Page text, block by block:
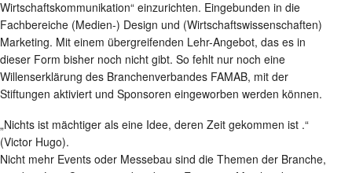
Wirtschaftskommunikation“ einzurichten. Eingebunden in die
Fachbereiche (Medien-) Design und (Wirtschaftswissenschaften)
Marketing. Mit einem übergreifenden Lehr-Angebot, das es in
dieser Form bisher noch nicht gibt. So fehlt nur noch eine
Willenserklärung des Branchenverbandes FAMAB, mit der
Stiftungen aktiviert und Sponsoren eingeworben werden können.
„Nichts ist mächtiger als eine Idee, deren Zeit gekommen ist .“
(Victor Hugo).
Nicht mehr Events oder Messebau sind die Themen der Branche,